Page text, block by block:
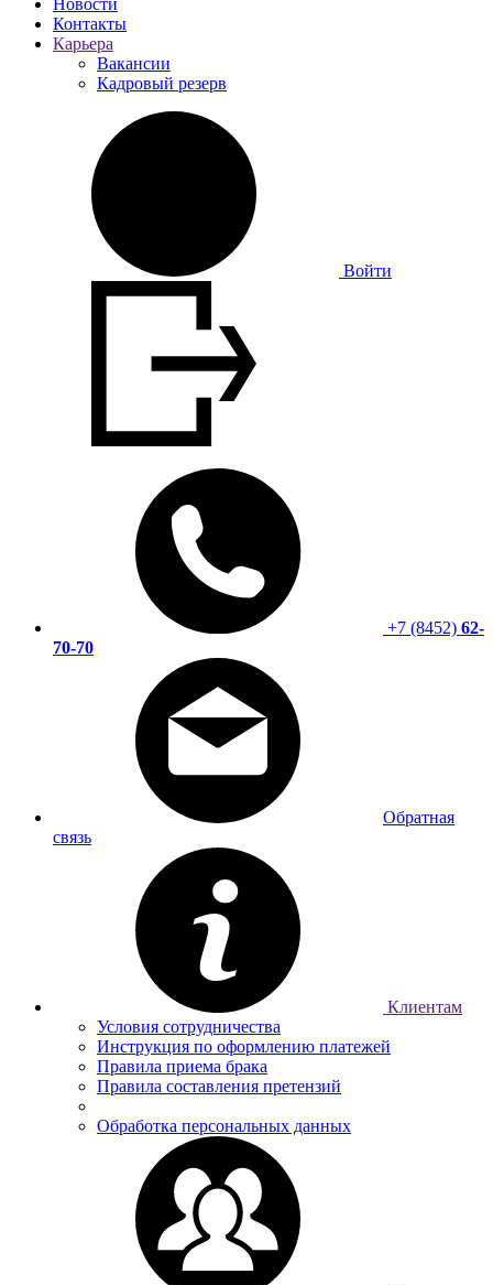
Новости
Контакты
Карьера
Вакансии
Кадровый резерв
Войти
+7 (8452) 62-
70-70
Обратная
связь
Клиентам
Условия сотрудничества
Инструкция по оформлению платежей
Правила приема брака
Правила составления претензий
Обработка персональных данных